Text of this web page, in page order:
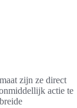
zijn ze direct
actie te